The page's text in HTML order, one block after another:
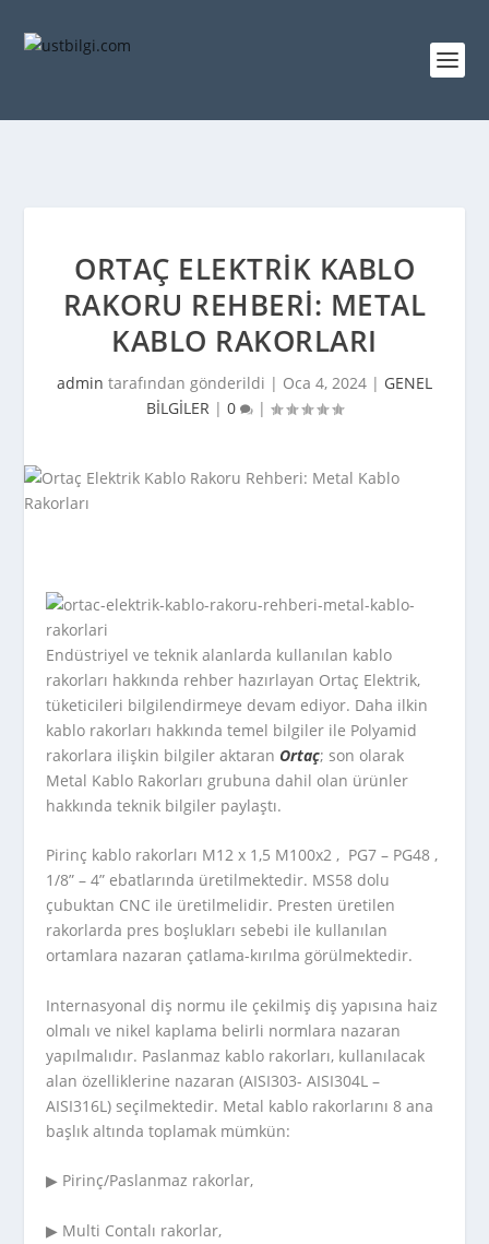
ORTAÇ ELEKTRIK KABLO
RAKORU REHBERI: METAL
KABLO RAKORLARI
admin tarafından gönderildi | Oca 4, 2024 | GENEL
BİLGİLER | 0 |
Endüstriyel ve teknik alanlarda kullanılan kablo
rakorları hakkında rehber hazırlayan Ortaç Elektrik,
tüketicileri bilgilendirmeye devam ediyor. Daha ilkin
kablo rakorları hakkında temel bilgiler ile Polyamid
rakorlara ilişkin bilgiler aktaran Ortaç; son olarak
Metal Kablo Rakorları grubuna dahil olan ürünler
hakkında teknik bilgiler paylaştı.
Pirinç kablo rakorları M12 x 1,5 M100x2 , PG7 – PG48 ,
1/8” – 4” ebatlarında üretilmektedir. MS58 dolu
çubuktan CNC ile üretilmelidir. Presten üretilen
rakorlarda pres boşlukları sebebi ile kullanılan
ortamlara nazaran çatlama-kırılma görülmektedir.
Internasyonal diş normu ile çekilmiş diş yapısına haiz
olmalı ve nikel kaplama belirli normlara nazaran
yapılmalıdır. Paslanmaz kablo rakorları, kullanılacak
alan özelliklerine nazaran (AISI303- AISI304L –
AISI316L) seçilmektedir. Metal kablo rakorlarını 8 ana
başlık altında toplamak mümkün:
▶ Pirinç/Paslanmaz rakorlar,
▶ Multi Contalı rakorlar,